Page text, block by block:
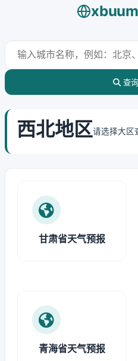
查
西北地区请选择大区
甘肃省天气预报
青海省天气预报